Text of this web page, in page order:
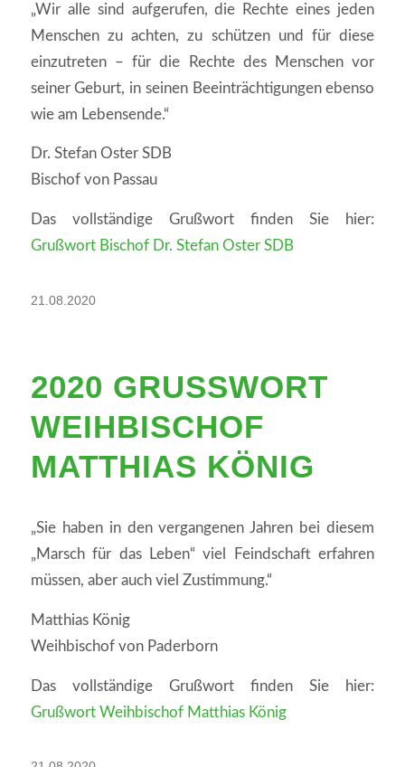
„Wir alle sind aufgerufen, die Rechte eines jeden
Menschen zu achten, zu schützen und für diese
einzutreten – für die Rechte des Menschen vor
seiner Geburt, in seinen Beeinträchtigungen ebenso
wie am Lebensende.“
Dr. Stefan Oster SDB
Bischof von Passau
Das vollständige Grußwort finden Sie hier:
Grußwort Bischof Dr. Stefan Oster SDB
21.08.2020
2020 GRUSSWORT W
EIHBISCHOF M
ATTHIAS KÖNIG
„Sie haben in den vergangenen Jahren bei diesem
„Marsch für das Leben“ viel Feindschaft erfahren
müssen, aber auch viel Zustimmung.“
Matthias König
Weihbischof von Paderborn
Das vollständige Grußwort finden Sie hier:
Grußwort Weihbischof Matthias König